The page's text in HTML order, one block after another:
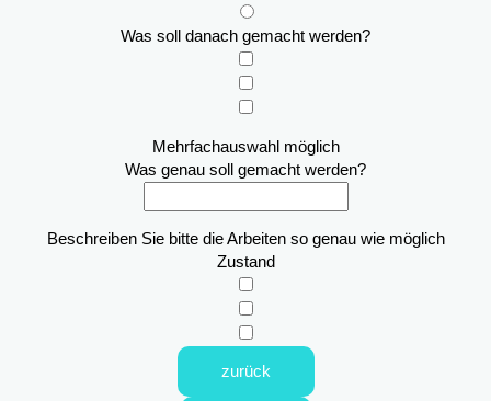
Was soll danach gemacht werden?
Mehrfachauswahl möglich
Was genau soll gemacht werden?
Beschreiben Sie bitte die Arbeiten so genau wie möglich
Zustand
zurück